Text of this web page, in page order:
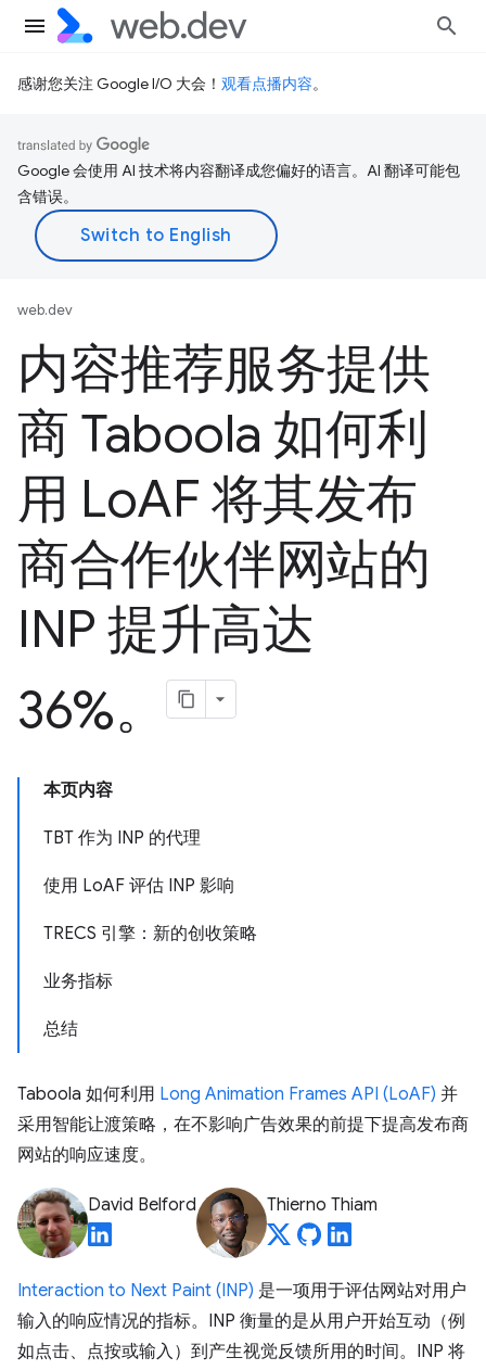
感谢您关注 Google I/O 大会！ 观看点播内容。
Google 会使用 AI 技术将内容翻译成您偏好的语言。AI 翻译可能包
含错误。
web.dev
内容推荐服务提供
商 Taboola 如何利
用 LoAF 将其发布
商合作伙伴网站的
INP 提升高达
36%。
本页内容
TBT 作为 INP 的代理
使用 LoAF 评估 INP 影响
TRECS 引擎：新的创收策略
业务指标
总结
Taboola 如何利用 Long Animation Frames API (LoAF) 并
采用智能让渡策略，在不影响广告效果的前提下提高发布商
网站的响应速度。
David Belford Thierno Thiam
Interaction to Next Paint (INP) 是一项用于评估网站对用户
输入的响应情况的指标。INP 衡量的是从用户开始互动（例
如点击、点按或输入）到产生视觉反馈所用的时间。INP 将